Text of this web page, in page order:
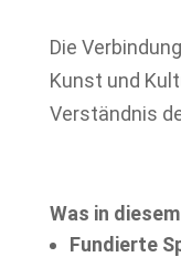
Die
Kunst und
Verständnis
Was in
Fundierte